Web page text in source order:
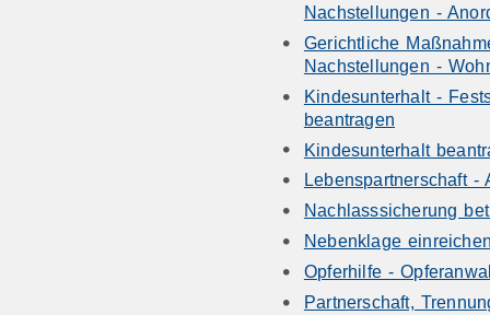
Nachstellungen -
Gerichtliche
Nachstellungen -
Kindesunterhalt -
beantragen
Kindesunterhalt
Lebenspartnerschaft -
Nachlasssicherung
Nebenklage
Opferhilfe -
Partnerschaft,